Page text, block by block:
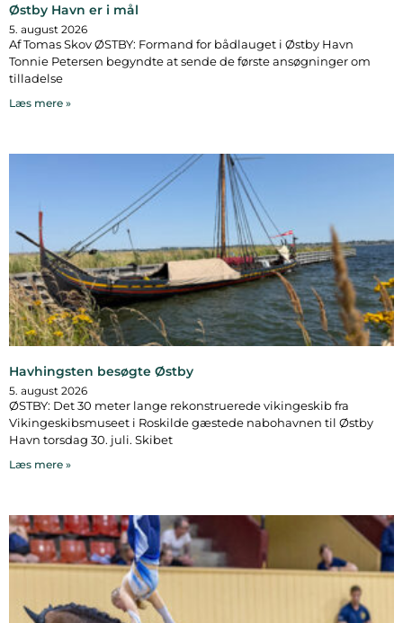
Østby Havn er i mål
5. august 2026
Af Tomas Skov ØSTBY: Formand for bådlauget i Østby Havn
Tonnie Petersen begyndte at sende de første ansøgninger om
tilladelse
Læs mere »
Havhingsten besøgte Østby
5. august 2026
ØSTBY: Det 30 meter lange rekonstruerede vikingeskib fra
Vikingeskibsmuseet i Roskilde gæstede nabohavnen til Østby
Havn torsdag 30. juli. Skibet
Læs mere »